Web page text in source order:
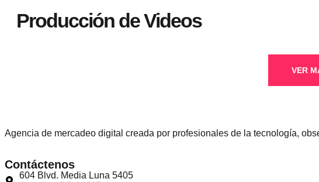
Producción de Videos
VER
Agencia de mercadeo digital creada por profesionales de la tecnología,
Contáctenos
604 Blvd. Media Luna 5405